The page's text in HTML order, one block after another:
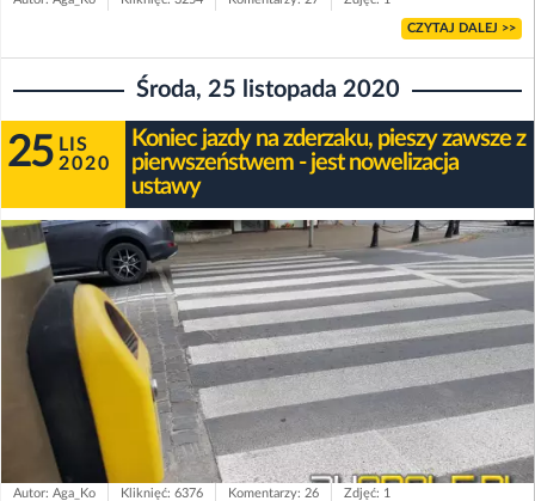
CZYTAJ DALEJ >>
Środa, 25 listopada 2020
25 LIS
2020
Koniec jazdy na zderzaku, pieszy zawsze z
pierwszeństwem - jest nowelizacja
ustawy
Autor: Aga_Ko Kliknięć: 6376 Komentarzy: 26 Zdjęć: 1